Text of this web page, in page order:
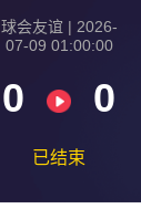
球会友谊 | 2026-
07-09 01:00:00
0 0
已结束